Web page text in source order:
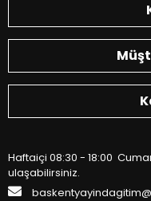
Haftaiçi 08:30 - 18:00
ulaşabilirsiniz.